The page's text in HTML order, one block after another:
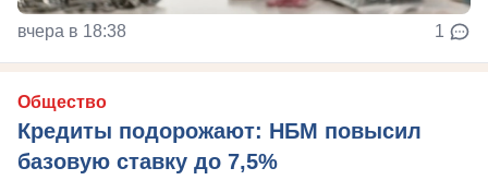
вчера в 18:38 1
Общество
Кредиты подорожают: НБМ повысил
базовую ставку до 7,5%